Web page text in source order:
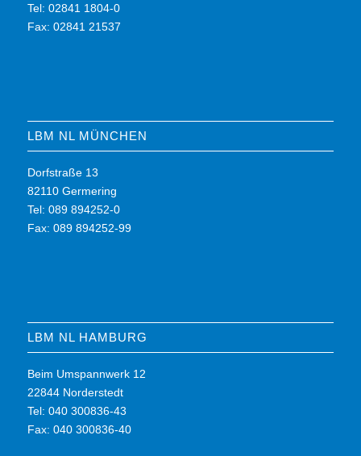
Tel: 02841 1804-0
Fax: 02841 21537
LBM NL MÜNCHEN
Dorfstraße 13
82110 Germering
Tel: 089 894252-0
Fax: 089 894252-99
LBM NL HAMBURG
Beim Umspannwerk 12
22844 Norderstedt
Tel: 040 300836-43
Fax: 040 300836-40